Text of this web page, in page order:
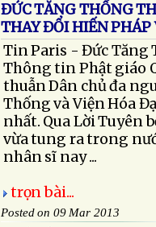
ĐỨC TĂNG THỐNG
THAY ĐỔI HIẾN
Tin Paris - Đức Tăng
Thông tin Phật giáo
thuẫn Dân chủ đa
Thống và Viện Hóa
nhất. Qua Lời Tuyên
vừa tung ra trong
nhân sĩ nay ...
trọn bài...
Posted on 09 Mar 2013